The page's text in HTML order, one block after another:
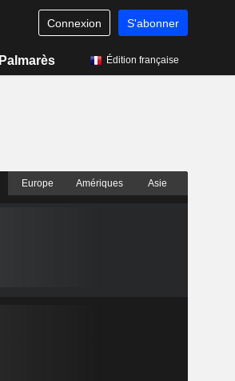
Connexion S'abonner
Palmarès Édition française
Europe Amériques Asie